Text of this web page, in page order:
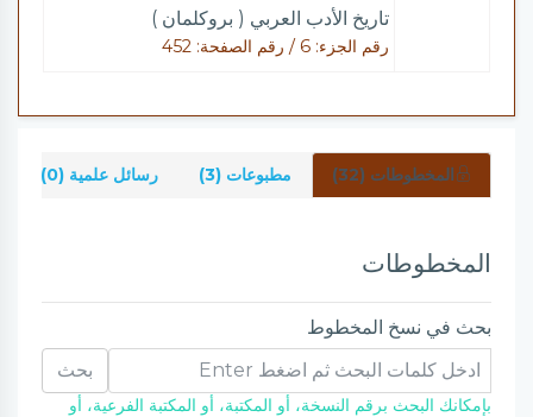
تاريخ الأدب العربي ( بروكلمان )
رقم الجزء: 6 / رقم الصفحة: 452
المخطوطات (32) مطبوعات (3) رسائل علمية (0)
المخطوطات
بحث في نسخ المخطوط
بحث
بإمكانك البحث برقم النسخة، أو المكتبة، أو المكتبة الفرعية، أو